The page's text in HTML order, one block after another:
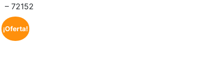
– 72152
¡Oferta!